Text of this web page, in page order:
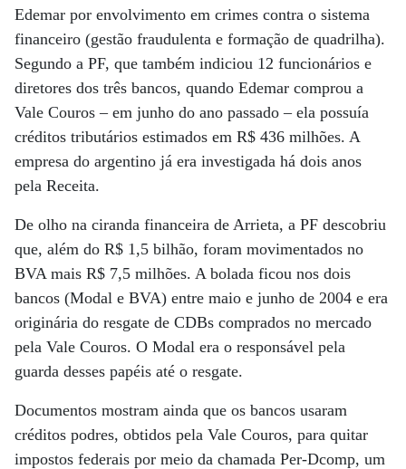
Edemar por envolvimento em crimes contra o sistema
financeiro (gestão fraudulenta e formação de quadrilha).
Segundo a PF, que também indiciou 12 funcionários e
diretores dos três bancos, quando Edemar comprou a
Vale Couros – em junho do ano passado – ela possuía
créditos tributários estimados em R$ 436 milhões. A
empresa do argentino já era investigada há dois anos
pela Receita.
De olho na ciranda financeira de Arrieta, a PF descobriu
que, além do R$ 1,5 bilhão, foram movimentados no
BVA mais R$ 7,5 milhões. A bolada ficou nos dois
bancos (Modal e BVA) entre maio e junho de 2004 e era
originária do resgate de CDBs comprados no mercado
pela Vale Couros. O Modal era o responsável pela
guarda desses papéis até o resgate.
Documentos mostram ainda que os bancos usaram
créditos podres, obtidos pela Vale Couros, para quitar
impostos federais por meio da chamada Per-Dcomp, um